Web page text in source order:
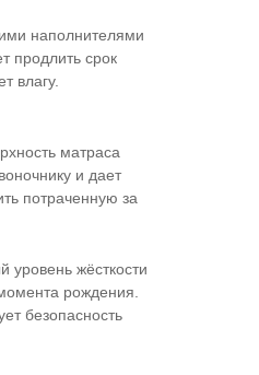
наполнителями
продлить срок
влагу.
матраса
и дает
потраченную за
уровень жёсткости
рождения.
безопасность